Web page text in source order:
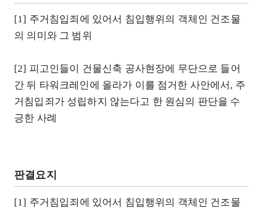
[1] 주거침입죄에 있어서 침입행위의 객체인 건조물
의 의미와 그 범위
[2] 피고인들이 건물신축 공사현장에 무단으로 들어
간 뒤 타워크레인에 올라가 이를 점거한 사안에서, 주
거침입죄가 성립하지 않는다고 한 원심의 판단을 수
긍한 사례
판결요지
[1] 주거침입죄에 있어서 침입행위의 객체인 건조물